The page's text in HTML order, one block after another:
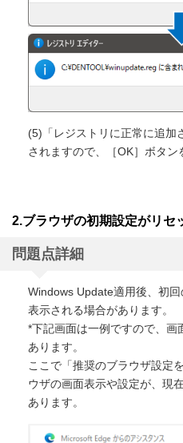
(5)「レジストリに正常に追加
されますので、［OK］ボタン
2.ブラウザの初期設定がリセ
問題点詳細
Windows Update適用後、初
表示される場合があります。
*下記画面は一例ですので、
あります。
ここで「推奨のブラウザ設定
ウザの画面表示や設定が、現
あります。